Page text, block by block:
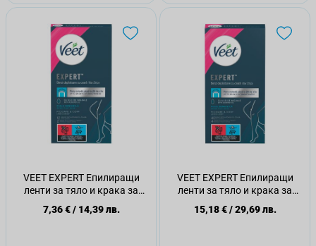
VEET EXPERT Епилиращи
ленти за тяло и крака за
чувствителна кожа, 12 бр.
7,36 €/ 14,39 лв.
VEET EXPERT Епилиращи
ленти за тяло и крака за
чувствителна кожа, 40бр.
15,18 €/29,69 лв.